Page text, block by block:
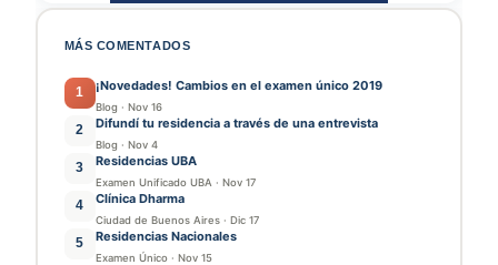
MÁS COMENTADOS
1 ¡Novedades! Cambios en el examen único 2019
Blog · Nov 16
2 Difundí tu residencia a través de una entrevista
Blog · Nov 4
3 Residencias UBA
Examen Unificado UBA · Nov 17
4 Clínica Dharma
Ciudad de Buenos Aires · Dic 17
5 Residencias Nacionales
Examen Único · Nov 15